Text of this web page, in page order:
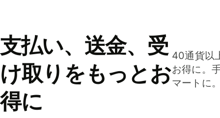
支払い、送金、受
け取りをもっとお
得に
40通貨以
お得に。
マートに